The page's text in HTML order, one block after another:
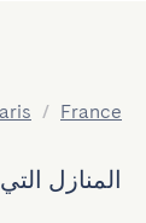
France
/
المنازل